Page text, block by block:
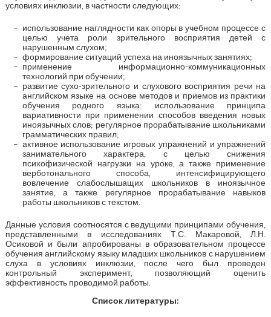
условиях инклюзии, в частности следующих:
использование наглядности как опоры в учебном процессе с
целью учета роли зрительного восприятия детей с
нарушенным слухом;
формирование ситуаций успеха на иноязычных занятиях;
применение информационно-коммуникационных
технологий при обучении;
развитие сухо-зрительного и слухового восприятия речи на
английском языке на основе методов и приемов из практики
обучения родного языка: использование принципа
вариативности при применении способов введения новых
иноязычных слов; регулярное прорабатывание школьниками
грамматических правил;
активное использование игровых упражнений и упражнений
занимательного характера, с целью снижения
психофизической нагрузки на уроке, а также применение
верботонального способа, интенсифицирующего
вовлечение слабослышащих школьников в иноязычное
занятие, а также регулярное прорабатывание навыков
работы школьников с текстом.
Данные условия соотносятся с ведущими принципами обучения,
представленными в исследованиях Т.С. Макаровой, Л.Н.
Осиковой и были апробированы в образовательном процессе
обучения английскому языку младших школьников с нарушением
слуха в условиях инклюзии, после чего был проведен
контрольный эксперимент, позволяющий оценить
эффективность проводимой работы.
Список литературы: